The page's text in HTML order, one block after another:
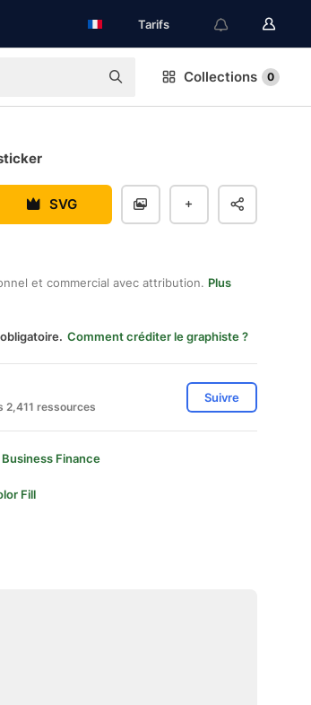
Tarifs
Collections 0
SVG
et commercial avec attribution. Plus
Comment créditer le graphiste ?
2,411 ressources
Suivre
Business Finance
Fill